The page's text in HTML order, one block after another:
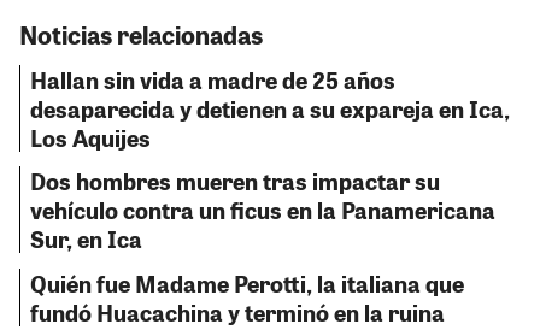
Noticias relacionadas
Hallan sin vida a madre de 25 años
desaparecida y detienen a su expareja en Ica,
Los Aquijes
Dos hombres mueren tras impactar su
vehículo contra un ficus en la Panamericana
Sur, en Ica
Quién fue Madame Perotti, la italiana que
fundó Huacachina y terminó en la ruina